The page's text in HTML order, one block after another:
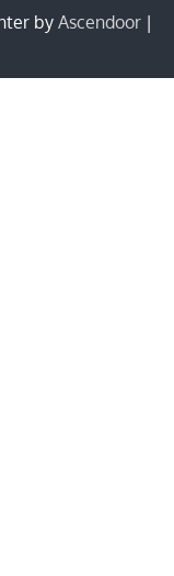
by Ascendoor |